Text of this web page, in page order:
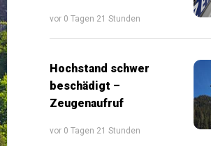
vor 0 Tagen 21 Stunden
Hochstand schwer
beschädigt –
Zeugenaufruf
vor 0 Tagen 21 Stunden